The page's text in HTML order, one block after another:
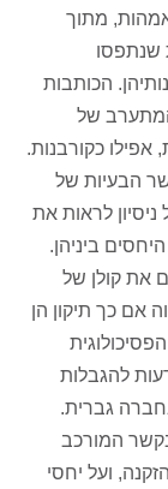
מתוך
שנתפסו
הכותבות
של
אפילו כקורבנות.
הבעיות של
ה–90 כאשר החל ניסיון לראות את
ביניהן.
את קולן של
אם כך תיקון הן
להגבלות
גברית.
המורכב
ועל יחסי